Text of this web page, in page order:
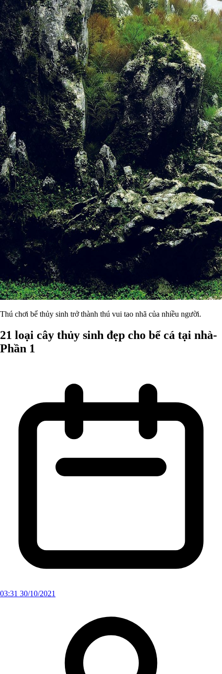
Thú chơi bể thủy sinh trở thành thú vui tao nhã của nhiều người.
21 loại cây thủy sinh đẹp cho bể cá tại nhà-
Phần 1
03:31 30/10/2021